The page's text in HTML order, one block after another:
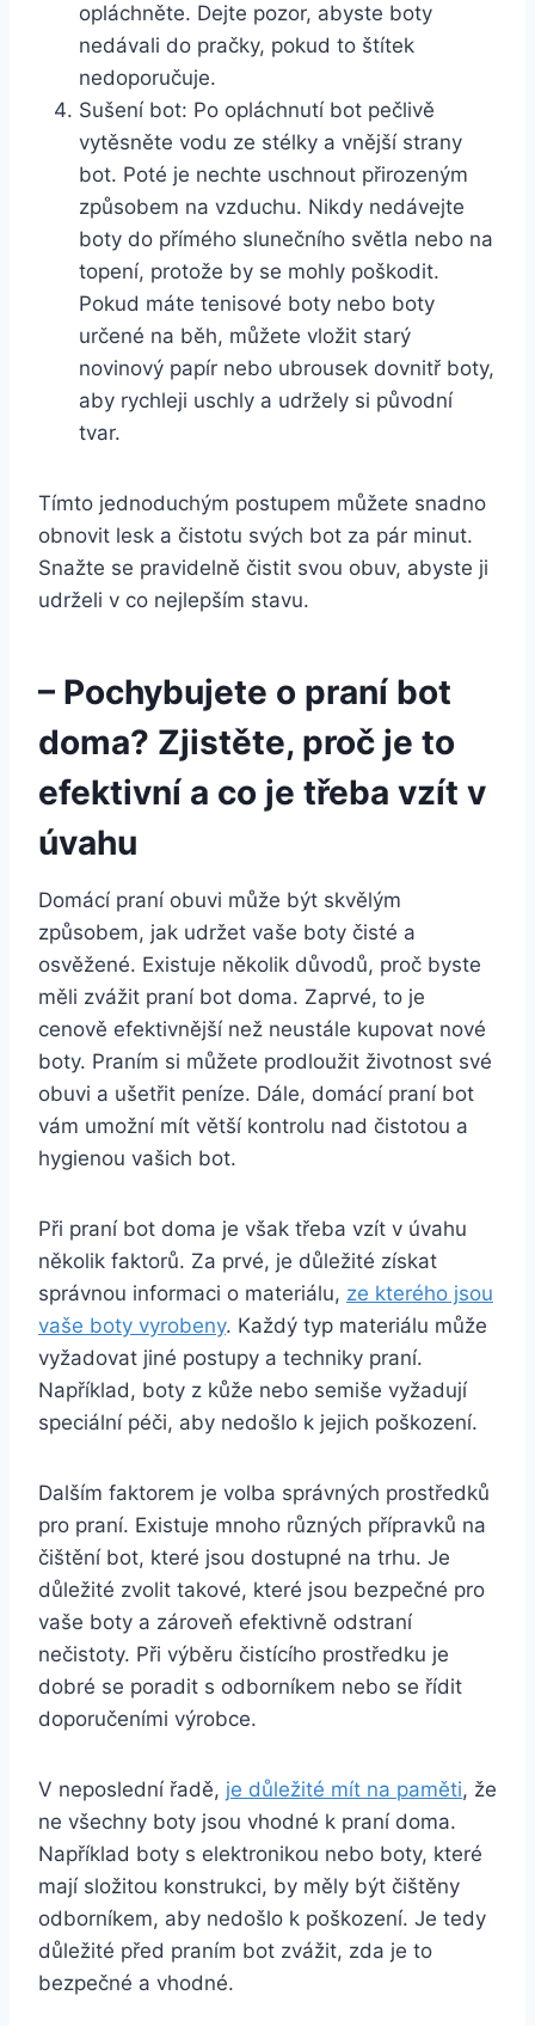
opláchněte. Dejte pozor, abyste boty
nedávali do pračky, ​pokud to štítek⁢
nedoporučuje.
Sušení​ bot:​ Po opláchnutí bot pečlivě⁤
vytěsněte vodu⁣ ze stélky‍ a⁤ vnější⁢ strany
bot. Poté je⁤ nechte‍ uschnout⁣ přirozeným
způsobem ⁤na vzduchu. Nikdy nedávejte
boty do přímého slunečního světla​ nebo na
topení, protože by se mohly poškodit.
⁤Pokud máte tenisové boty‍ nebo ‌boty‌
určené na běh, můžete ​vložit starý
novinový papír ‍nebo ubrousek dovnitř boty,
⁢aby rychleji uschly a ⁣udržely si původní
tvar.
Tímto jednoduchým postupem můžete⁢ snadno
obnovit⁣ lesk⁢ a čistotu svých bot za pár ⁢minut.​
Snažte se pravidelně čistit svou obuv, abyste ji
udrželi v co nejlepším stavu.
– Pochybujete o praní bot
‌doma? Zjistěte, proč je to
efektivní a co je⁢ třeba vzít v
úvahu
Domácí praní obuvi může ⁢být⁢ skvělým
způsobem, jak udržet⁣ vaše⁤ boty čisté a​
osvěžené. Existuje několik‌ důvodů, proč byste
měli zvážit praní bot doma. Zaprvé, to je
cenově efektivnější ‍než neustále kupovat⁤ nové
boty. Praním si můžete prodloužit životnost své
obuvi ⁣a ​ušetřit peníze. Dále, domácí ​praní bot
vám umožní mít větší kontrolu ⁣nad⁣ čistotou a
hygienou ‍vašich bot.
Při praní⁤ bot doma je však ⁤třeba vzít v⁤ úvahu
několik faktorů. Za⁣ prvé,⁢ je⁢ důležité získat
správnou‌ informaci o materiálu, ze kterého jsou
vaše boty vyrobeny. Každý typ materiálu může
vyžadovat jiné postupy a ​techniky praní.
Například, boty⁤ z kůže ‌nebo semiše ⁢vyžadují
speciální​ péči, aby nedošlo k ‌jejich ‌poškození.
Dalším faktorem je volba správných prostředků
pro⁢ praní. Existuje mnoho různých přípravků na⁣
čištění bot, které jsou dostupné na trhu. Je
důležité⁢ zvolit takové, ‍které jsou bezpečné pro
vaše boty⁢ a zároveň efektivně odstraní
nečistoty. Při výběru ​čistícího ‌prostředku je
dobré se poradit s⁤ odborníkem nebo se​ řídit
doporučeními výrobce.
V ​neposlední řadě, je důležité mít na paměti, že
ne všechny boty jsou vhodné k praní doma.
Například boty s elektronikou⁣ nebo boty, ⁤které
mají složitou konstrukci, by⁤ měly být⁤ čištěny
odborníkem, aby ⁣nedošlo k⁢ poškození. Je tedy
důležité před praním bot zvážit, zda je to
bezpečné a vhodné.